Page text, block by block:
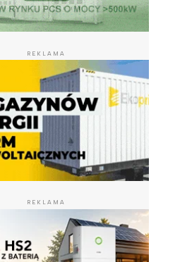
REKLAMA
REKLAMA